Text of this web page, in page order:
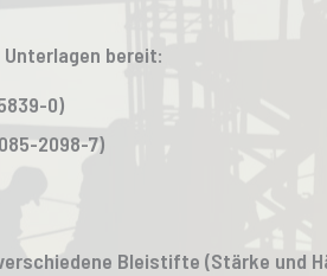
bereit:
0)
2098-7)
Bleistifte (Stärke und